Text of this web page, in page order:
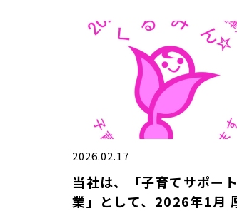
2026.02.17
当社は、「子育てサポー
業」として、2026年1月